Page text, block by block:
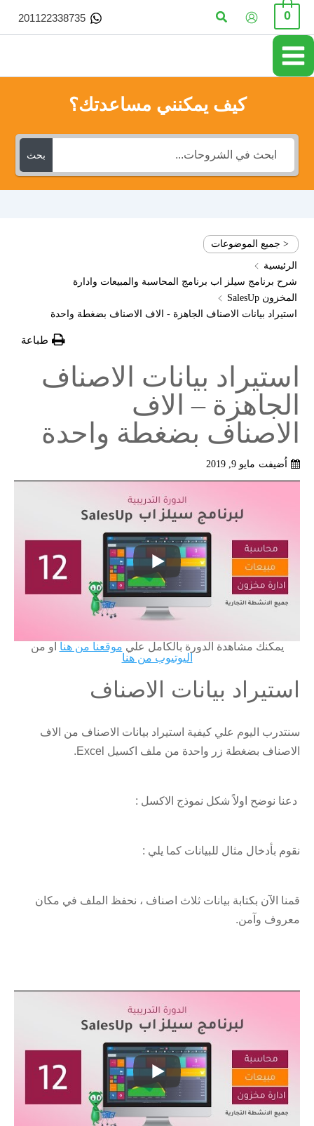
0 البحث 201122338735
كيف يمكنني مساعدتك؟
بحث
< جميع الموضوعات
الرئيسية
شرح برنامج سيلز اب برنامج المحاسبة والمبيعات وادارة
المخزون SalesUp
استيراد بيانات الاصناف الجاهزة - الاف الاصناف بضغطة واحدة
طباعة
استيراد بيانات الاصناف
الجاهزة – الاف
الاصناف بضغطة واحدة
اُضيفت مايو 9, 2019
يمكنك مشاهدة الدورة بالكامل علي موقعنا من هنا او من
اليوتيوب من هنا
استيراد بيانات الاصناف
سنتدرب اليوم علي كيفية استيراد بيانات الاصناف من الاف
الاصناف بضغطة زر واحدة من ملف اكسيل Excel.
دعنا نوضح اولاً شكل نموذج الاكسل :
نقوم بأدخال مثال للبيانات كما يلي :
قمنا الآن بكتابة بيانات ثلاث اصناف ، نحفظ الملف في مكان
معروف وآمن.